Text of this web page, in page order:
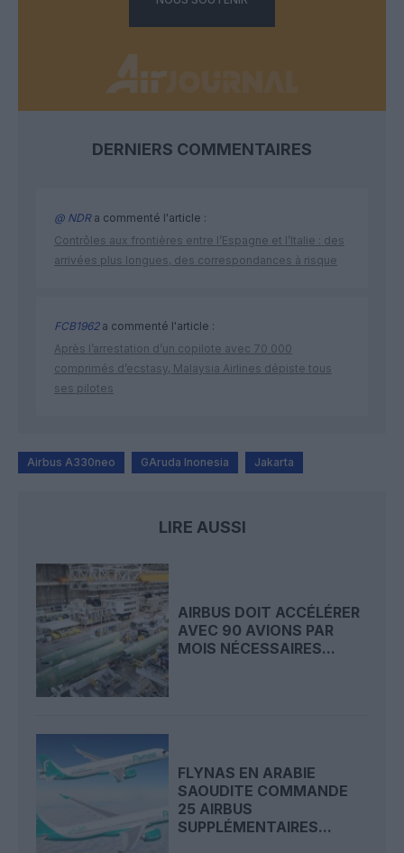
DERNIERS COMMENTAIRES
@ NDRa commenté l'article :
Contrôles aux frontières entre l’Espagne et l’Italie : des
arrivées plus longues, des correspondances à risque
FCB1962a commenté l'article :
Après l’arrestation d’un copilote avec 70 000
comprimés d’ecstasy, Malaysia Airlines dépiste tous
ses pilotes
Airbus A330neo GAruda Inonesia Jakarta
LIRE AUSSI
AIRBUS DOIT ACCÉLÉRER
AVEC 90 AVIONS PAR
MOIS NÉCESSAIRES...
FLYNAS EN ARABIE
SAOUDITE COMMANDE
25 AIRBUS
SUPPLÉMENTAIRES...